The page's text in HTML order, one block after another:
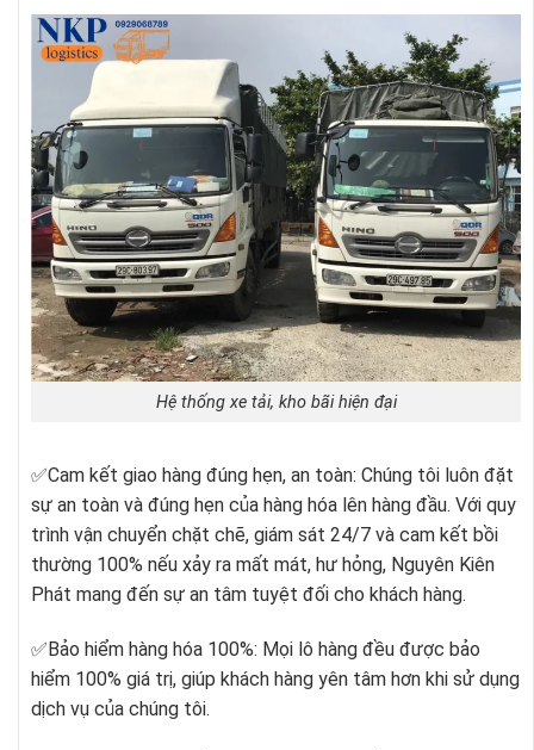
Hệ thống xe tải, kho bãi hiện đại
✅Cam kết giao hàng đúng hẹn, an toàn: Chúng tôi luôn đặt
sự an toàn và đúng hẹn của hàng hóa lên hàng đầu. Với quy
trình vận chuyển chặt chẽ, giám sát 24/7 và cam kết bồi
thường 100% nếu xảy ra mất mát, hư hỏng, Nguyên Kiên
Phát mang đến sự an tâm tuyệt đối cho khách hàng.
✅ Bảo hiểm hàng hóa 100%: Mọi lô hàng đều được bảo
hiểm 100% giá trị, giúp khách hàng yên tâm hơn khi sử dụng
dịch vụ của chúng tôi.